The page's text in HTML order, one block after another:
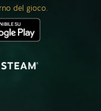
del gioco.